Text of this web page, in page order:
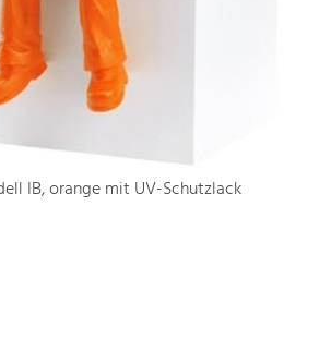
IB, orange mit UV-Schutzlack